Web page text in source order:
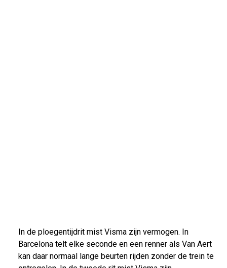
In de ploegentijdrit mist Visma zijn vermogen. In
Barcelona telt elke seconde en een renner als Van Aert
kan daar normaal lange beurten rijden zonder de trein te